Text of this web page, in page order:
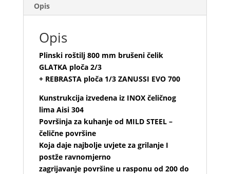
Opis
Opis
Plinski roštilj 800 mm brušeni čelik
GLATKA ploča 2/3
+ REBRASTA ploča 1/3 ZANUSSI EVO 700
Kunstrukcija izvedena iz INOX čeličnog
lima Aisi 304
Površinja za kuhanje od MILD STEEL –
čelične površine
Koja daje najbolje uvjete za grilanje I
postže ravnomjerno
zagrijavanje površine u rasponu od 200 do